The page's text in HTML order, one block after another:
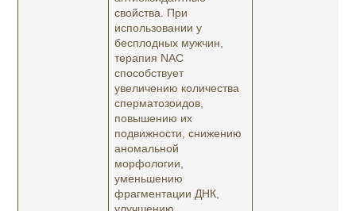
свойства. При
использовании у
бесплодных мужчин,
терапия NAC
способствует
увеличению количества
сперматозоидов,
повышению их
подвижности, снижению
аномальной
морфологии,
уменьшению
фрагментации ДНК,
улучшению